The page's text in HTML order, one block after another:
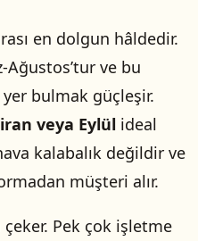
en dolgun hâldedir.
ve bu
bulmak güçleşir.
veya Eylül ideal
kalabalık değildir ve
müşteri alır.
çeker. Pek çok işletme